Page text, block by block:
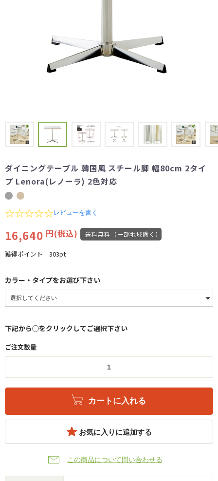
ダイニングテーブル 韓国風 スチール脚 幅80cm 2タイ
プ Lenora(レノーラ) 2色対応
0.0
rating
レビューを書く
16,640 円(税込) 送料無料（一部地域除く）
獲得ポイント 303pt
カラー・タイプをお選び下さい
下記から◯をクリックしてご選択下さい
ご注文数量
カートに入れる
お気に入りに追加する
この商品について問い合わせる